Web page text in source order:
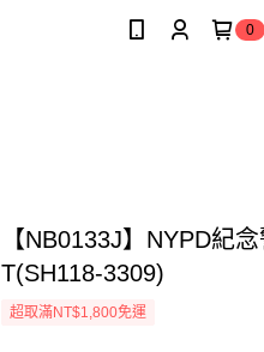
0
【NB0133J】NYPD紀
T(SH118-3309)
超取滿NT$1,800免運